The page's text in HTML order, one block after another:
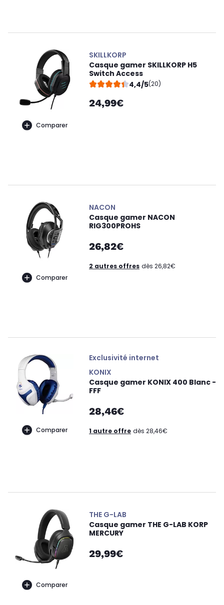
Comparer
SKILLKORP
Casque gamer SKILLKORP H5
Switch Access
4,4/5(20)
24,99€
Comparer
NACON
Casque gamer NACON
RIG300PROHS
26,82€
2 autres offres dès 26,82€
Comparer
Exclusivité internet
KONIX
Casque gamer KONIX 400 Blanc -
FFF
28,46€
1 autre offre dès 28,46€
Comparer
THE G-LAB
Casque gamer THE G-LAB KORP
MERCURY
29,99€